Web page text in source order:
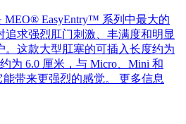
MEO® EasyEntry™ 系列中最大的
追求强烈肛门刺激、丰满度和明显
。这款大型肛塞的可插入长度约为
为 6.0 厘米，与 Micro、Mini 和
带来更强烈的感觉。 更多信息